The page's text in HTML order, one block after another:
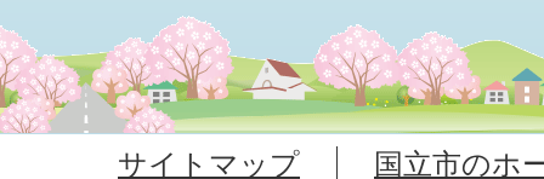
サイトマップ 国立市のホ